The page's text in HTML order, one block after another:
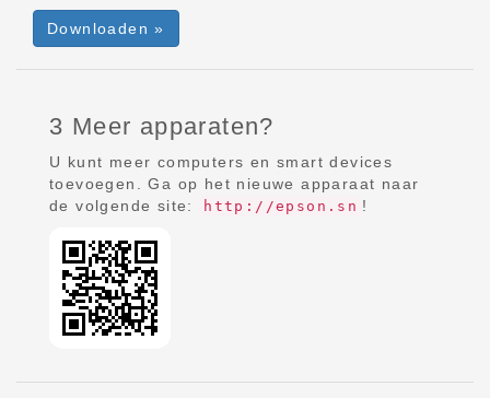
Downloaden »
3 Meer apparaten?
U kunt meer computers en smart devices
toevoegen. Ga op het nieuwe apparaat naar
de volgende site:
http://epson.sn !